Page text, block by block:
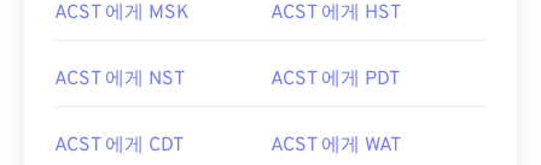
ACST 에게 MSK ACST 에게 HST
ACST 에게 NST ACST 에게 PDT
ACST 에게 CDT ACST 에게 WAT